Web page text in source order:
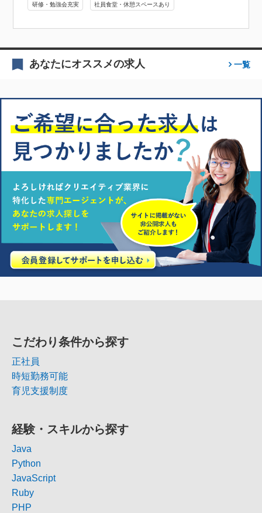
研修・勉強会充実 社員食堂・休憩スペースあり
あなたにオススメの求人 一覧
こだわり条件から探す
正社員
時短勤務可能
育児支援制度
経験・スキルから探す
Java
Python
JavaScript
Ruby
PHP